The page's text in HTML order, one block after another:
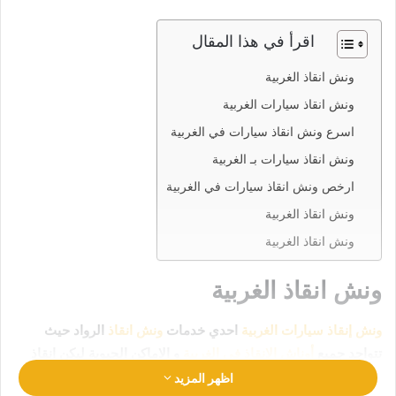
اقرأ في هذا المقال
ونش انقاذ الغربية
ونش انقاذ سيارات الغربية
اسرع ونش انقاذ سيارات في الغربية
ونش انقاذ سيارات بـ الغربية
ارخص ونش انقاذ سيارات في الغربية
ونش انقاذ الغربية
ونش انقاذ الغربية
ونش انقاذ الغربية
ونش إنقاذ سيارات الغربية احدي خدمات ونش انقاذ الرواد حيث
سيارتك في امان تام وراحة رقم ونش انقاذ الغربية
01063144040
اظهر المزيد